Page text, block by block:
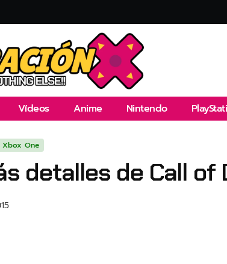
Vídeos Anime Nintendo
Xbox One
detalles de Call of